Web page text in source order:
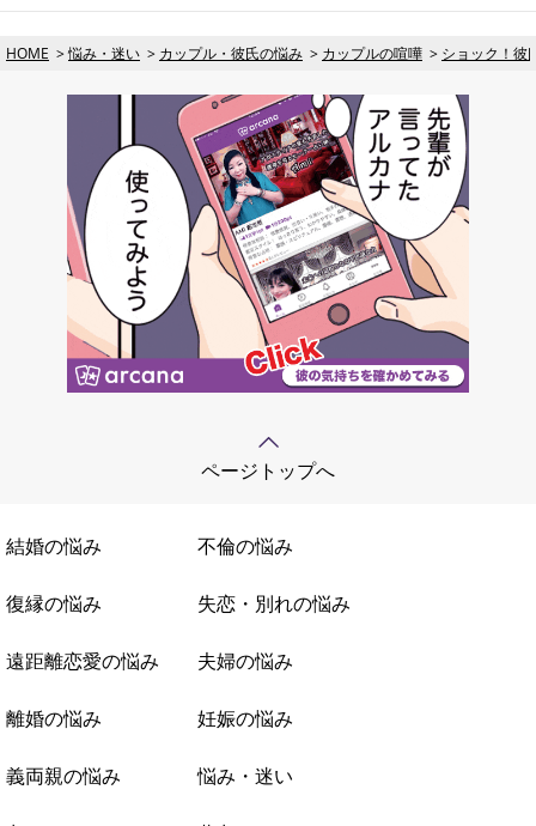
HOME 悩み・迷い カップル・彼氏の悩み カップルの喧嘩 ショック！彼
ページトップへ
結婚の悩み 不倫の悩み
復縁の悩み 失恋・別れの悩み
遠距離恋愛の悩み 夫婦の悩み
離婚の悩み 妊娠の悩み
義両親の悩み 悩み・迷い